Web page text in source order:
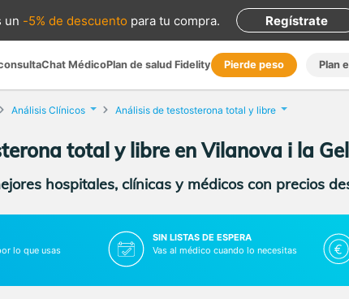
un -5% de descuento para tu compra. Regístrate
Chat MédicoPlan de salud Fidelity Pierde peso Plan
Análisis Clínicos Análisis de testosterona total y libre
total y libre en Vilanova i la
hospitales, clínicas y médicos con precios
lo que usas
SIN LISTAS DE ESPERA
Vas al médico cuando lo necesitas